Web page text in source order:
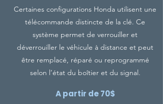
Certaines configurations Honda utilisent une
télécommande distincte de la clé. Ce
système permet de verrouiller et
déverrouiller le véhicule à distance et peut
être remplacé, réparé ou reprogrammé
selon l’état du boîtier et du signal.
A partir de 70$